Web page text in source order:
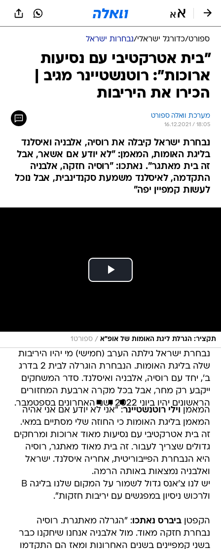
ספורט/כדורגל ישראלי/נבחרות ישראל
"בית אטרקטיבי עם נסיעות
ארוכות": רוטנשטיינר מגיב |
הכירו את היריבות
מערכת וואלה ספורט
16.12.2021 / 18:05
נבחרת ישראל קיבלה את רוסיה, אלבניה ואיסלנד
בליגת האומות, המאמן: "לא יודע אם אשאר, אבל
זה בית מאתגר". נאתכו: "רוסיה חזקה, אלבניה
התקדמה, לאיסלנד משמעת סקנדינבית, אבל נוכל
לעשות קמפיין יפה"
תקציר: הגרלת ליגת האומות של אופ"א / ספורט1
נבחרת ישראל גילתה הערב (חמישי) מי יהיו היריבות
שלה בליגת האומות. הנבחרת הוגרלה לבית 2 בדרג
ב', יחד עם רוסיה, אלבניה ואיסלנד. סדר המשחקים
ייקבע רק מחר, אבל בכל מקרה ארבעת המחזורים
הראשונים יהיו ביוני 2022 ושני האחרונים בספטמבר.
המאמן וילי רוטנשטיינר: "אני לא יודע אם אני אהיה
המאמן בליגת האומות כי החוזה שלי מסתיים במאי.
זה בית אטרקטיבי עם נסיעות מאוד ארוכות ומרחקים
גדולים שצריך לעבור. זה בית מאוד מאתגר, רוסיה
היא הנבחרת הפייבוריטית, אחריה איסלנד. ישראל
ואלבניה נמצאות באותה הרמה.
יש לנו צ'אנס גדול לשמור על המקום שלנו בליגה B
ולרכוש ניסיון במפגשים עם יריבות חזקות".
הקפטןביברס נאתכו: "הגרלה מאתגרת. רוסיה
נבחרת חזקה מאוד. מול אלבניה אנחנו שיחקנו כבר
בשני קמפיינים בשנים האחרונות ומאז הם התקדמו